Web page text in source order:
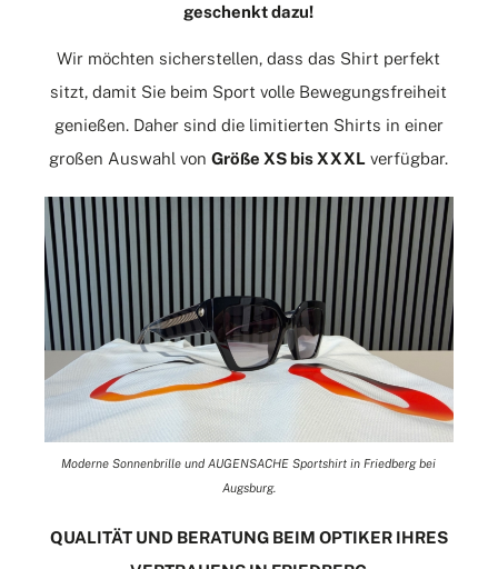
geschenkt dazu!
Wir möchten sicherstellen, dass das Shirt perfekt
sitzt, damit Sie beim Sport volle Bewegungsfreiheit
genießen. Daher sind die limitierten Shirts in einer
großen Auswahl vonGröße XS bis XXXL verfügbar.
Moderne Sonnenbrille und AUGENSACHE Sportshirt in Friedberg bei
Augsburg.
QUALITÄT UND BERATUNG BEIM OPTIKER IHRES